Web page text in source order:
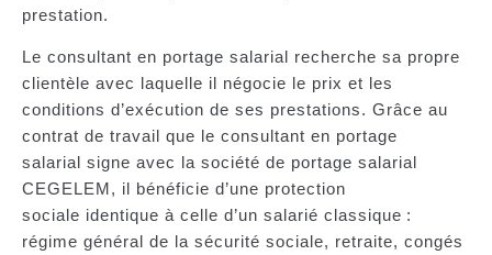
prestation.
Le consultant en portage salarial recherche sa propre
clientèle avec laquelle il négocie le prix et les
conditions d’exécution de ses prestations. Grâce au
contrat de travail que le consultant en portage
salarial signe avec la société de portage salarial
CEGELEM, il bénéficie d’une protection
sociale identique à celle d’un salarié classique :
régime général de la sécurité sociale, retraite, congés